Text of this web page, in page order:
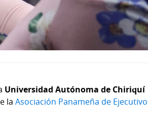
Universidad Autónoma de Chiriquí
laAsociación Panameña de